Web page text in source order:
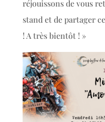
réjouissons de vous
stand et de partager
! A très bientôt ! »